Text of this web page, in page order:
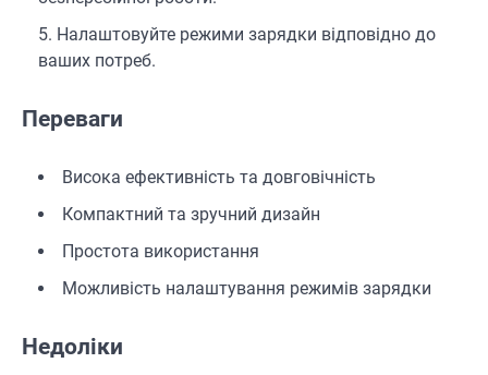
Налаштовуйте режими зарядки відповідно до
ваших потреб.
Переваги
Висока ефективність та довговічність
Компактний та зручний дизайн
Простота використання
Можливість налаштування режимів зарядки
Недоліки